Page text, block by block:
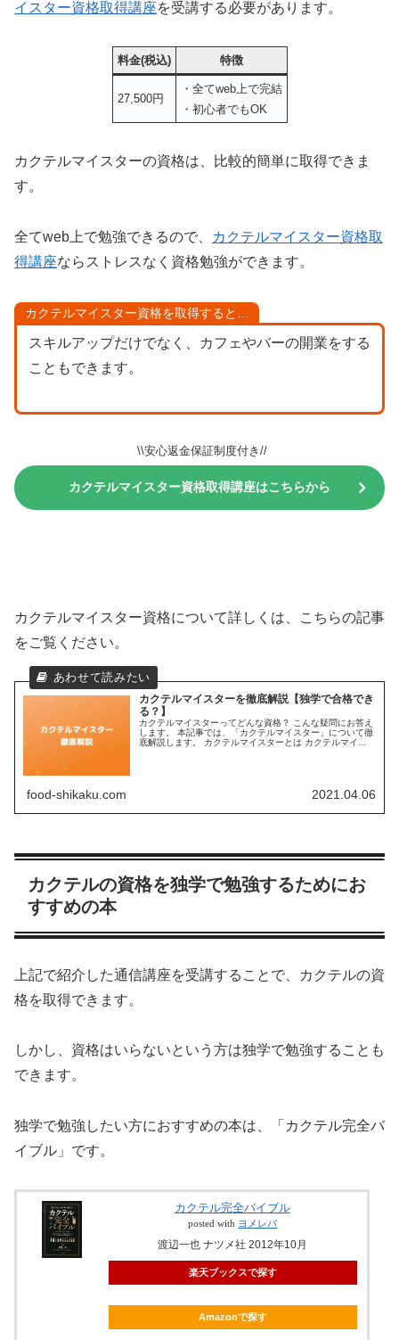
イスター資格取得講座を受講する必要があります。
料金(税込) 特徴
27,500円
・全てweb上で完結
・初心者でもOK
カクテルマイスターの資格は、比較的簡単に取得できま
す。
全てweb上で勉強できるので、
カクテルマイスター資格取
得講座ならストレスなく資格勉強ができます。
カクテルマイスター資格を取得すると…
スキルアップだけでなく、カフェやバーの開業をする
こともできます。
\\安心返金保証制度付き//
カクテルマイスター資格取得講座はこちらから
カクテルマイスター資格について詳しくは、こちらの記事
をご覧ください。
カクテルマイスターを徹底解説【独学で合格でき
る？】
カクテルマイスターってどんな資格？ こんな疑問にお答え
します。 本記事では、「カクテルマイスター」について徹
底解説します。 カクテルマイスターとは カクテルマイス
food-shikaku.com 2021.04.06
カクテルの資格を独学で勉強するためにお
すすめの本
上記で紹介した通信講座を受講することで、カクテルの資
格を取得できます。
しかし、資格はいらないという方は独学で勉強することも
できます。
独学で勉強したい方におすすめの本は、「カクテル完全バ
イブル」です。
カクテル完全バイブル
posted with ヨメレバ
渡辺一也 ナツメ社 2012年10月
楽天ブックスで探す
Amazonで探す